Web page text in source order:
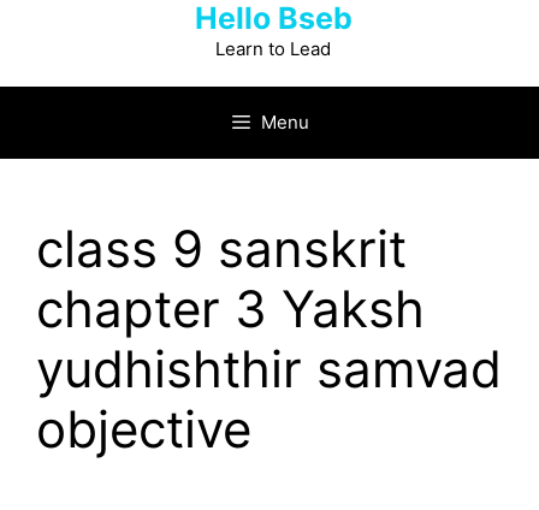
Hello Bseb
Learn to Lead
Menu
class 9 sanskrit
chapter 3 Yaksh
yudhishthir samvad
objective